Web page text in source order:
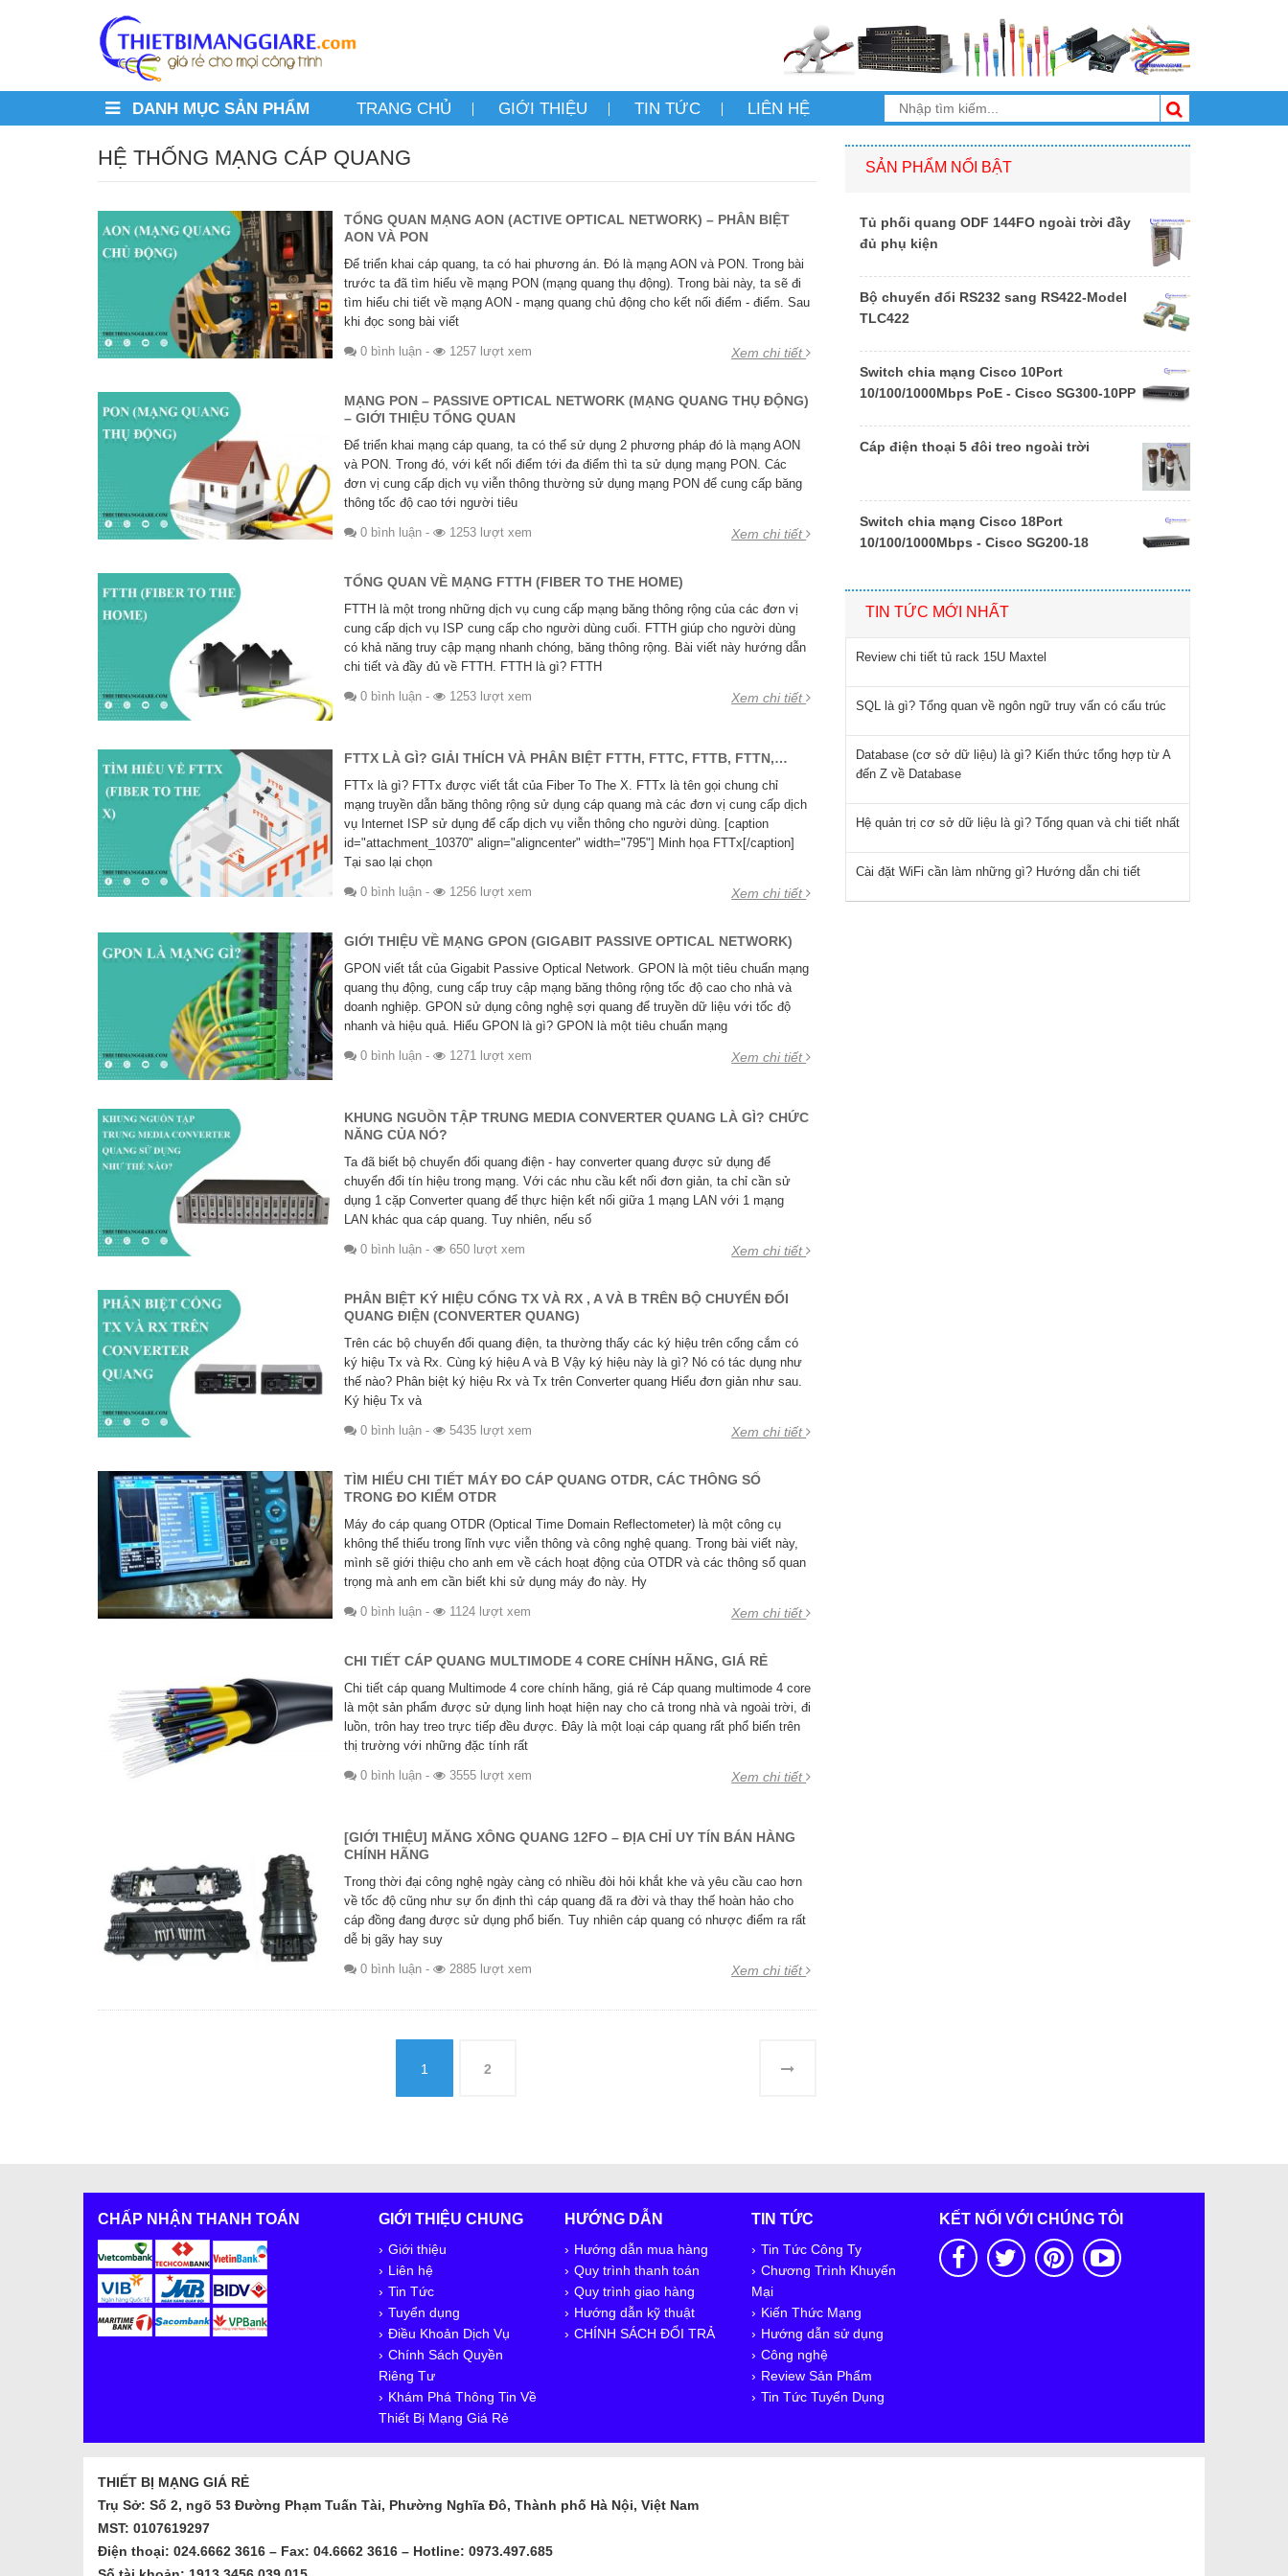
DANH MỤC SẢN PHẨM TRANG CHỦ GIỚI THIỆU TIN TỨC LIÊN HỆ
HỆ THỐNG MẠNG CÁP QUANG
TỔNG QUAN MẠNG AON (ACTIVE OPTICAL NETWORK) – PHÂN BIỆT
AON VÀ PON
Để triển khai cáp quang, ta có hai phương án. Đó là mạng AON và PON. Trong bài
trước ta đã tìm hiểu về mạng PON (mạng quang thụ động). Trong bài này, ta sẽ đi
tìm hiểu chi tiết về mạng AON - mạng quang chủ động cho kết nối điểm - điểm. Sau
khi đọc song bài viết
0 bình luận - 1257 lượt xem Xem chi tiết
MẠNG PON – PASSIVE OPTICAL NETWORK (MẠNG QUANG THỤ ĐỘNG)
– GIỚI THIỆU TỔNG QUAN
Để triển khai mạng cáp quang, ta có thể sử dụng 2 phương pháp đó là mạng AON
và PON. Trong đó, với kết nối điểm tới đa điểm thì ta sử dụng mạng PON. Các
đơn vị cung cấp dịch vụ viễn thông thường sử dụng mạng PON để cung cấp băng
thông tốc độ cao tới người tiêu
0 bình luận - 1253 lượt xem Xem chi tiết
TỔNG QUAN VỀ MẠNG FTTH (FIBER TO THE HOME)
FTTH là một trong những dịch vụ cung cấp mạng băng thông rộng của các đơn vị
cung cấp dịch vụ ISP cung cấp cho người dùng cuối. FTTH giúp cho người dùng
có khả năng truy cập mạng nhanh chóng, băng thông rộng. Bài viết này hướng dẫn
chi tiết và đầy đủ về FTTH. FTTH là gì? FTTH
0 bình luận - 1253 lượt xem Xem chi tiết
FTTX LÀ GÌ? GIẢI THÍCH VÀ PHÂN BIỆT FTTH, FTTC, FTTB, FTTN,…
FTTx là gì? FTTx được viết tắt của Fiber To The X. FTTx là tên gọi chung chỉ
mạng truyền dẫn băng thông rộng sử dụng cáp quang mà các đơn vị cung cấp dịch
vụ Internet ISP sử dụng để cấp dịch vụ viễn thông cho người dùng. [caption
id="attachment_10370" align="aligncenter" width="795"] Minh họa FTTx[/caption]
Tại sao lại chọn
0 bình luận - 1256 lượt xem Xem chi tiết
GIỚI THIỆU VỀ MẠNG GPON (GIGABIT PASSIVE OPTICAL NETWORK)
GPON viết tắt của Gigabit Passive Optical Network. GPON là một tiêu chuẩn mạng
quang thụ động, cung cấp truy cập mạng băng thông rộng tốc độ cao cho nhà và
doanh nghiệp. GPON sử dụng công nghệ sợi quang để truyền dữ liệu với tốc độ
nhanh và hiệu quả. Hiểu GPON là gì? GPON là một tiêu chuẩn mạng
0 bình luận - 1271 lượt xem Xem chi tiết
KHUNG NGUỒN TẬP TRUNG MEDIA CONVERTER QUANG LÀ GÌ? CHỨC
NĂNG CỦA NÓ?
Ta đã biết bộ chuyển đổi quang điện - hay converter quang được sử dụng để
chuyển đổi tín hiệu trong mạng. Với các nhu cầu kết nối đơn giản, ta chỉ cần sử
dụng 1 cặp Converter quang để thực hiện kết nối giữa 1 mạng LAN với 1 mạng
LAN khác qua cáp quang. Tuy nhiên, nếu số
0 bình luận - 650 lượt xem Xem chi tiết
PHÂN BIỆT KÝ HIỆU CỔNG TX VÀ RX , A VÀ B TRÊN BỘ CHUYỂN ĐỔI
QUANG ĐIỆN (CONVERTER QUANG)
Trên các bộ chuyển đổi quang điện, ta thường thấy các ký hiệu trên cổng cắm có
ký hiệu Tx và Rx. Cùng ký hiệu A và B Vậy ký hiệu này là gì? Nó có tác dụng như
thế nào? Phân biệt ký hiệu Rx và Tx trên Converter quang Hiểu đơn giản như sau.
Ký hiệu Tx và
0 bình luận - 5435 lượt xem Xem chi tiết
TÌM HIỂU CHI TIẾT MÁY ĐO CÁP QUANG OTDR, CÁC THÔNG SỐ
TRONG ĐO KIỂM OTDR
Máy đo cáp quang OTDR (Optical Time Domain Reflectometer) là một công cụ
không thể thiếu trong lĩnh vực viễn thông và công nghệ quang. Trong bài viết này,
mình sẽ giới thiệu cho anh em về cách hoạt động của OTDR và các thông số quan
trọng mà anh em cần biết khi sử dụng máy đo này. Hy
0 bình luận - 1124 lượt xem Xem chi tiết
CHI TIẾT CÁP QUANG MULTIMODE 4 CORE CHÍNH HÃNG, GIÁ RẺ
Chi tiết cáp quang Multimode 4 core chính hãng, giá rẻ Cáp quang multimode 4 core
là một sản phẩm được sử dụng linh hoạt hiện nay cho cả trong nhà và ngoài trời, đi
luồn, trôn hay treo trực tiếp đều được. Đây là một loại cáp quang rất phổ biến trên
thị trường với những đặc tính rất
0 bình luận - 3555 lượt xem Xem chi tiết
[GIỚI THIỆU] MĂNG XÔNG QUANG 12FO – ĐỊA CHỈ UY TÍN BÁN HÀNG
CHÍNH HÃNG
Trong thời đại công nghệ ngày càng có nhiều đòi hỏi khắt khe và yêu cầu cao hơn
về tốc độ cũng như sự ổn định thì cáp quang đã ra đời và thay thế hoàn hảo cho
cáp đồng đang được sử dụng phổ biến. Tuy nhiên cáp quang có nhược điểm ra rất
dễ bị gãy hay suy
0 bình luận - 2885 lượt xem Xem chi tiết
1 2
SẢN PHẨM NỔI BẬT
Tủ phối quang ODF 144FO ngoài trời đầy
đủ phụ kiện
Bộ chuyển đổi RS232 sang RS422-Model
TLC422
Switch chia mạng Cisco 10Port
10/100/1000Mbps PoE - Cisco SG300-10PP
Cáp điện thoại 5 đôi treo ngoài trời
Switch chia mạng Cisco 18Port
10/100/1000Mbps - Cisco SG200-18
TIN TỨC MỚI NHẤT
Review chi tiết tủ rack 15U Maxtel
SQL là gì? Tổng quan về ngôn ngữ truy vấn có cấu trúc
Database (cơ sở dữ liệu) là gì? Kiến thức tổng hợp từ A
đến Z về Database
Hệ quản trị cơ sở dữ liệu là gì? Tổng quan và chi tiết nhất
Cài đặt WiFi cần làm những gì? Hướng dẫn chi tiết
CHẤP NHẬN THANH TOÁN GIỚI THIỆU CHUNG
Giới thiệu
Liên hệ
Tin Tức
Tuyển dụng
Điều Khoản Dịch Vụ
Chính Sách Quyền
Riêng Tư
Khám Phá Thông Tin Về
Thiết Bị Mạng Giá Rẻ
HƯỚNG DẪN
Hướng dẫn mua hàng
Quy trình thanh toán
Quy trình giao hàng
Hướng dẫn kỹ thuật
CHÍNH SÁCH ĐỔI TRẢ
TIN TỨC
Tin Tức Công Ty
Chương Trình Khuyến
Mại
Kiến Thức Mạng
Hướng dẫn sử dụng
Công nghệ
Review Sản Phẩm
Tin Tức Tuyển Dụng
KẾT NỐI VỚI CHÚNG TÔI
THIẾT BỊ MẠNG GIÁ RẺ
Trụ Sở: Số 2, ngõ 53 Đường Phạm Tuấn Tài, Phường Nghĩa Đô, Thành phố Hà Nội, Việt Nam
MST: 0107619297
Điện thoại: 024.6662 3616 – Fax: 04.6662 3616 – Hotline: 0973.497.685